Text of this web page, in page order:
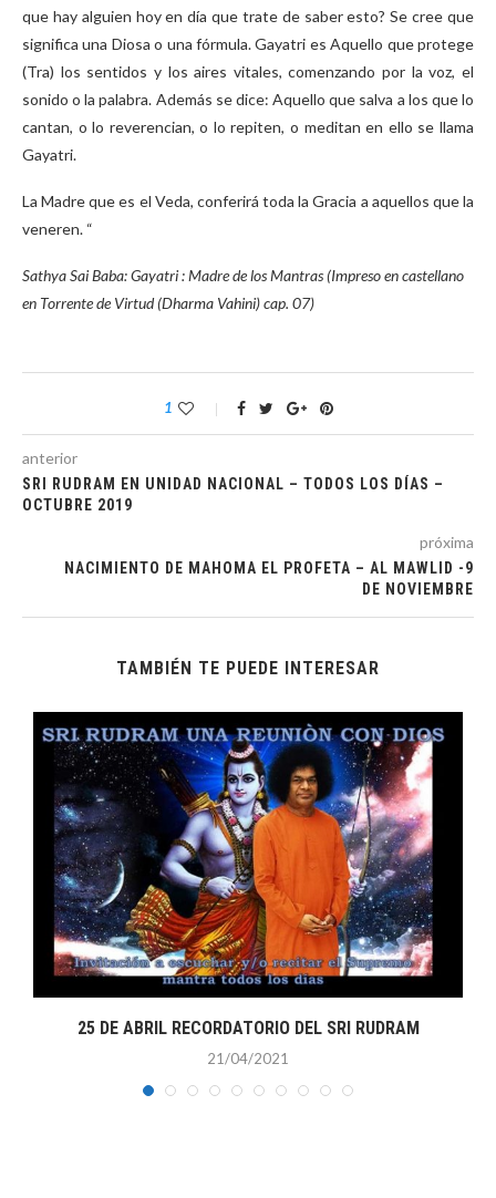
que hay alguien hoy en día que trate de saber esto? Se cree que
significa una Diosa o una fórmula. Gayatri es Aquello que protege
(Tra) los sentidos y los aires vitales, comenzando por la voz, el
sonido o la palabra. Además se dice: Aquello que salva a los que lo
cantan, o lo reverencian, o lo repiten, o meditan en ello se llama
Gayatri.
La Madre que es el Veda, conferirá toda la Gracia a aquellos que la
veneren. “
Sathya Sai Baba: Gayatri : Madre de los Mantras(Impreso en castellano
en Torrente de Virtud (Dharma Vahini) cap. 07)
1
anterior
SRI RUDRAM EN UNIDAD NACIONAL – TODOS LOS DÍAS –
OCTUBRE 2019
próxima
NACIMIENTO DE MAHOMA EL PROFETA – AL MAWLID -9
DE NOVIEMBRE
TAMBIÉN TE PUEDE INTERESAR
25 DE ABRIL RECORDATORIO DEL SRI RUDRAM
21/04/2021